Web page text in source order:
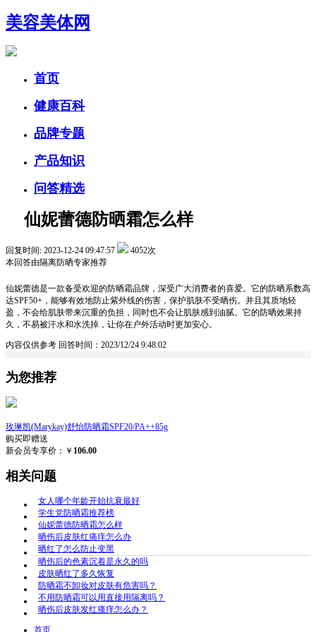
美容美体网
首页
健康百科
品牌专题
产品知识
问答精选
仙妮蕾德防晒霜怎么样
回复时间: 2023-12-24 09:47:57
4052次
本回答由隔离防晒专家推荐
仙妮蕾德是一款备受欢迎的防晒霜品牌，深受广大消费者的喜爱。它的防晒系数高
达SPF50+，能够有效地防止紫外线的伤害，保护肌肤不受晒伤。并且其质地轻
盈，不会给肌肤带来沉重的负担，同时也不会让肌肤感到油腻。它的防晒效果持
久，不易被汗水和水洗掉，让你在户外活动时更加安心。
内容仅供参考 回答时间：2023/12/24 9:48:02
为您推荐
玫琳凯(Marykay)舒怡防晒霜SPF20/PA++85g
购买即赠送
新会员专享价：￥ 106.00
相关问题
女人哪个年龄开始抗衰最好
学生党防晒霜推荐榜
仙妮蕾德防晒霜怎么样
晒伤后皮肤红痛痒怎么办
晒红了怎么防止变黑
晒伤后的色素沉着是永久的吗
皮肤晒红了多久恢复
防晒霜不卸妆对皮肤有危害吗？
不用防晒霜可以用直接用隔离吗？
晒伤后皮肤发红瘙痒怎么办？
首页